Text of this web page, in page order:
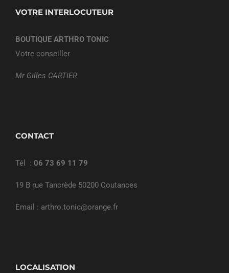
VOTRE INTERLOCUTEUR
BOUTIQUE ARTHRO TONIC
Votre conseiller
Mr Gilles CARTIER
CONTACT
Tél : 06 73 69 11 79
19 B rue Tancrède 50200 Coutances
Email : arthro.tonic@orange.fr
LOCALISATION